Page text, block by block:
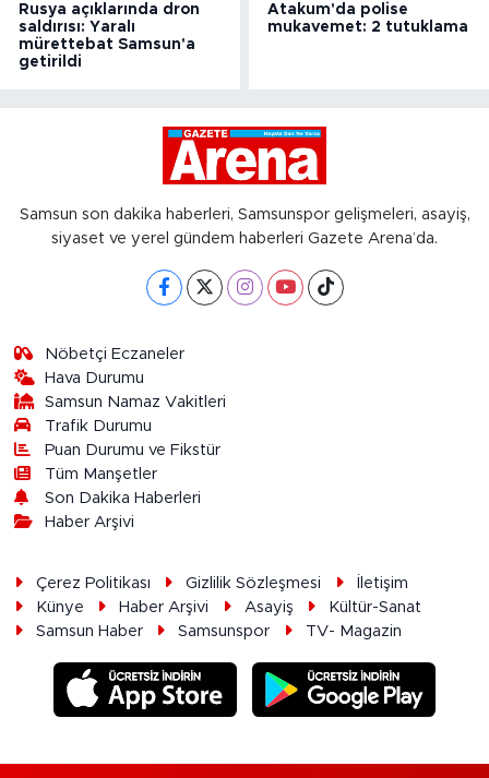
Rusya açıklarında dron
saldırısı: Yaralı
mürettebat Samsun'a
getirildi
Atakum'da polise
mukavemet: 2 tutuklama
Samsun son dakika haberleri, Samsunspor gelişmeleri, asayiş,
siyaset ve yerel gündem haberleri Gazete Arena’da.
Nöbetçi Eczaneler
Hava Durumu
Samsun Namaz Vakitleri
Trafik Durumu
Puan Durumu ve Fikstür
Tüm Manşetler
Son Dakika Haberleri
Haber Arşivi
Çerez Politikası Gizlilik Sözleşmesi
İletişim
Künye
Haber Arşivi Asayiş
Kültür-Sanat
Samsun Haber
Samsunspor TV- Magazin